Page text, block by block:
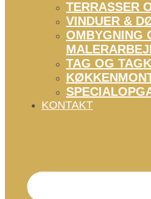
TERRASSER
VINDUER &
OMBYGNING
TAG OG
KONTAKT